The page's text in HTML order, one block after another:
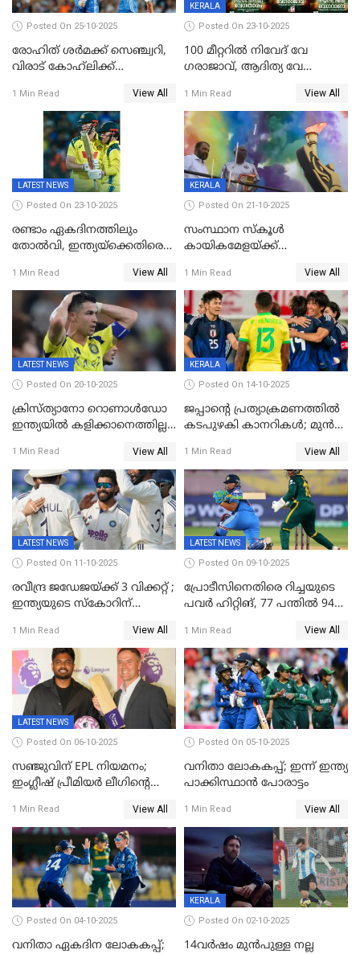
Posted On 25-10-2025
രോഹിത് ശർമക്ക് സെഞ്ച്വറി,
വിരാട് കോഹ്‍ലിക്ക്
മുൻനായകരുടെ മികവിൽ
ഓസീസിനെതിരെ ഉജ്ജ്വല
1 Min Read View All
KERALA
Posted On 23-10-2025
100 മീറ്ററിൽ നിവേദ് വേ​
ഗരാജാവ്, ആദിത്യ വേ​
ബോയ്സിലും സബ്‌ജൂനിയർ
ഗേൾസിലും റെക്കോർഡോടെ
സ്വർണം, ദേവപ്രിയ 87ലെ
റെക്കോർഡ് തിരുത്തി
1 Min Read View All
LATEST NEWS
Posted On 23-10-2025
രണ്ടാം ഏകദിനത്തിലും
തോൽവി, ഇന്ത്യയ്‌ക്കെതിരെ
1 Min Read View All
KERALA
Posted On 21-10-2025
സംസ്ഥാന സ്കൂൾ
കായികമേളയ്ക്ക്
ഒളിംപിക്‌സിന്റെ ഉദ്‌ഘാടനം
നിർവഹിച്ച് ധനമന്ത്രി K N
ബാലഗോപാൽ;ദീപശിഖ
തെളിയിച്ച് I M വിജയൻ
1 Min Read View All
LATEST NEWS
Posted On 20-10-2025
ക്രിസ്ത്യാനോ റൊണാൾഡോ
ഇന്ത്യയിൽ കളിക്കാനെത്തില്ല;
ഉൾപ്പെടുത്തിയില്ല
1 Min Read View All
KERALA
Posted On 14-10-2025
ജപ്പാന്റെ പ്രത്യാക്രമണത്തിൽ
കടപുഴകി കാനറികൾ; മുൻ
ജപ്പാന്റെ ആദ്യ ജയം
1 Min Read View All
LATEST NEWS
Posted On 11-10-2025
രവീന്ദ്ര ജഡേജയ്ക്ക് 3 വിക്കറ്റ് ;
ഇന്ത്യയുടെ സ്കോറിന്
നാല് വിക്കറ്റ് നഷ്ടം
1 Min Read View All
LATEST NEWS
Posted On 09-10-2025
പ്രോടീസിനെതിരെ റിച്ചയുടെ
പവർ ഹിറ്റിങ്, 77 പന്തില്‍ 94
ലക്ഷ്യമൊരുക്കി ഇന്ത്യ; 28
വര്‍ഷം പഴക്കമുള്ള ലോക
റെക്കോര്‍ഡ് തകര്‍ത്ത് സ്മൃതി
1 Min Read View All
LATEST NEWS
Posted On 06-10-2025
സഞ്ജുവിന് EPL നിയമനം;
ഇംഗ്ലീഷ് പ്രീമിയര്‍ ലീഗിന്‍റെ
അംബാസഡര്‍
1 Min Read View All
Posted On 05-10-2025
വനിതാ ലോകകപ്പ്; ഇന്ന് ഇന്ത്യ
പാക്കിസ്ഥാന്‍ പോരാട്ടം
1 Min Read View All
Posted On 04-10-2025
വനിതാ ഏകദിന ലോകകപ്പ്;
KERALA
Posted On 02-10-2025
14വർഷം മുൻപുള്ള നല്ല